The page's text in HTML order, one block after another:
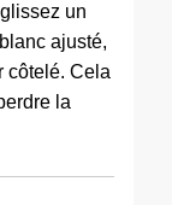
un
ajusté,
côtelé. Cela
la